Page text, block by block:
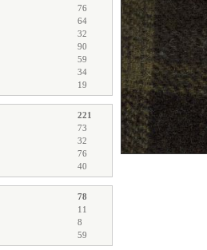
76
64
32
90
59
34
19
221
73
32
76
40
78
11
8
59